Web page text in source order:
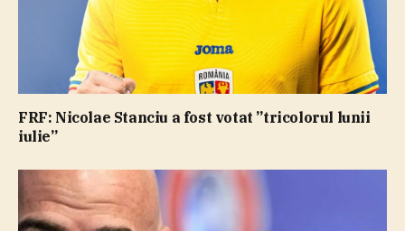
FRF: Nicolae Stanciu a fost votat ”tricolorul lunii
iulie”